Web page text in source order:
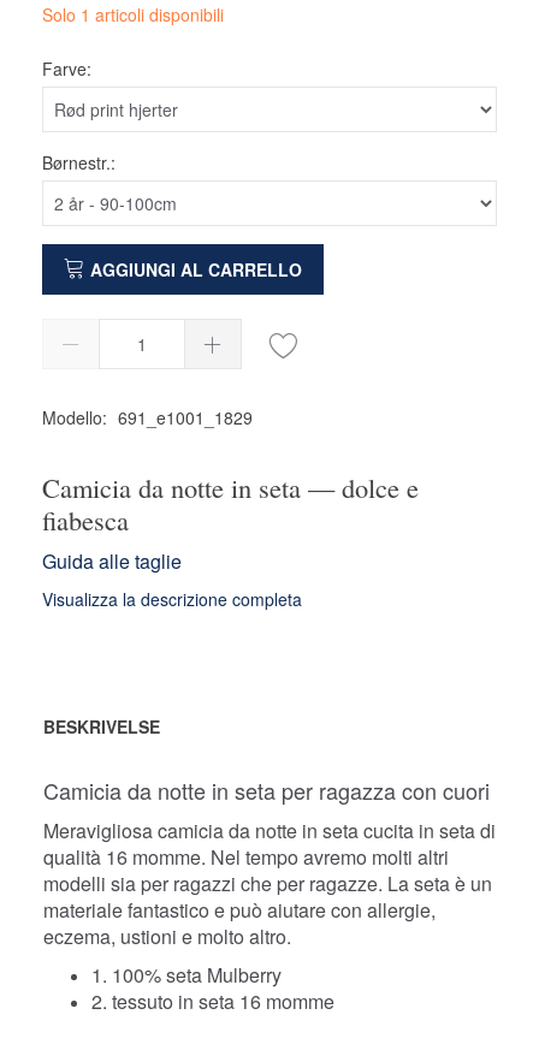
Solo 1 articoli disponibili
Farve:
Børnestr.:
AGGIUNGI AL CARRELLO
Modello: 691_e1001_1829
Camicia da notte in seta — dolce e
fiabesca
Guida alle taglie
Visualizza la descrizione completa
BESKRIVELSE
Camicia da notte in seta per ragazza con cuori
Meravigliosa camicia da notte in seta cucita in seta di
qualità 16 momme. Nel tempo avremo molti altri
modelli sia per ragazzi che per ragazze. La seta è un
materiale fantastico e può aiutare con allergie,
eczema, ustioni e molto altro.
1. 100% seta Mulberry
2. tessuto in seta 16 momme